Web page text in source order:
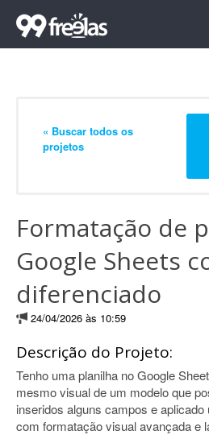
« Buscar todos os
projetos
Formatação de
Google Sheets
diferenciado
24/04/2026 às 10:59
Descrição do Projeto:
Tenho uma planilha no Google
mesmo visual de um modelo que
inseridos alguns campos e
com formatação visual avançada e